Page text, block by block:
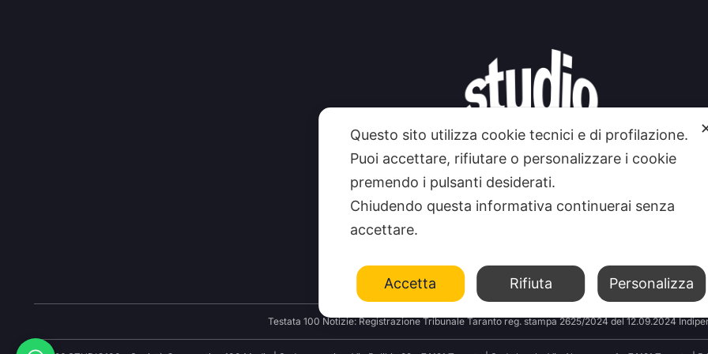
CHI SIAMO CONTATTI FEEDRSS SEGNALA A
Testata 100 Notizie: Registrazione Tribunale Taranto reg. stampa 2625/2024 del 12.09.2024
Questo sito utilizza cookie tecnici e di profilazione.
Puoi accettare, rifiutare o personalizzare i cookie
premendo i pulsanti desiderati.
Chiudendo questa informativa continuerai senza
accettare.
Accetta Rifiuta Personalizza